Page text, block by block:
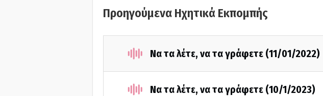
Προηγούμενα Ηχητικά Εκπομπής
Να τα λέτε, να τα γράφετε (11/01/2022)
Να τα λέτε, να τα γράφετε (10/1/2023)